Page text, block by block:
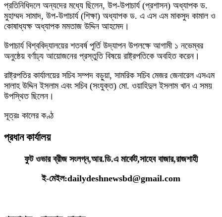
প্রতিনিধিদলে অন্যদের মধ্যে ছিলেন, উপ-উপাচার্য (প্রশাসন) অধ্যাপক ড.
মুহাম্মদ সামাদ, উপ-উপাচার্য (শিক্ষা) অধ্যাপক ড. এ এস এম মাকসুদ কামাল ও
কোষাধ্যক্ষ অধ্যাপক মমতাজ উদ্দিন আহমেদ।
উপাচার্য বিশ্ববিদ্যালয়ের শতবর্ষ পূর্তি উদ্‌যাপন উপলক্ষে আগামী ১ নভেম্বর
অনুষ্ঠেয় বর্ণাঢ্য আয়োজনের প্রস্তুতি বিষয়ে রাষ্ট্রপতিকে অবহিত করেন।
রাষ্ট্রপতির কার্যালয়ের সচিব সম্পদ বড়ুয়া, সামরিক সচিব মেজর জেনারেল এসএম
সালাহ উদ্দিন ইসলাম এবং সচিব (সংযুক্ত) মো. ওয়াহিদুল ইসলাম খান এ সময়
উপস্থিত ছিলেন।
সূত্রঃ কালের কণ্ঠ
প্রধান কার্যালয়
ফুট ওভার ব্রীজ সংলগ্ন,আর.ডি.এ মার্কেট,সাহেব বাজার,রাজশাহী
ই-মেইল:dailydeshnewsbd@gmail.com